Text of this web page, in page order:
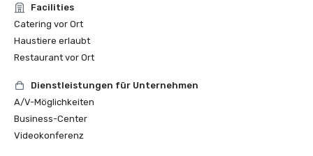
Facilities
Catering vor Ort
Haustiere erlaubt
Restaurant vor Ort
Dienstleistungen für Unternehmen
A/V-Möglichkeiten
Business-Center
Videokonferenz